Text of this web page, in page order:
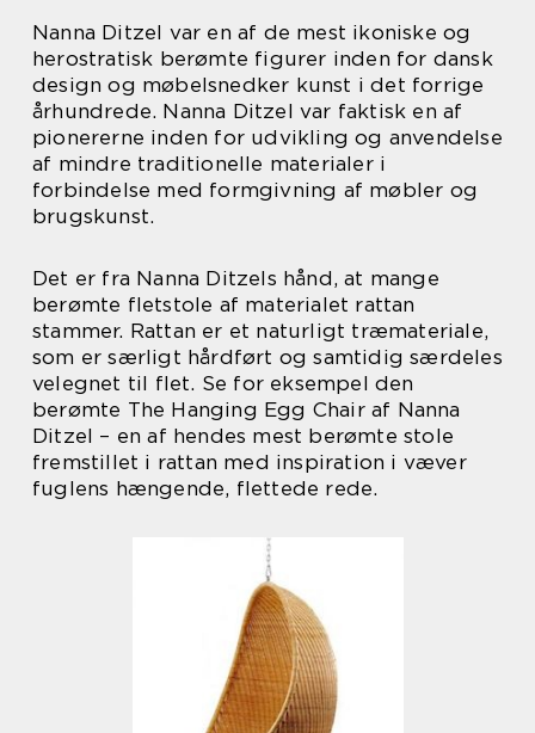
Nanna Ditzel var en af de mest ikoniske og
herostratisk berømte figurer inden for dansk
design og møbelsnedker kunst i det forrige
århundrede. Nanna Ditzel var faktisk en af
pionererne inden for udvikling og anvendelse
af mindre traditionelle materialer i
forbindelse med formgivning af møbler og
brugskunst.
Det er fra Nanna Ditzels hånd, at mange
berømte fletstole af materialet rattan
stammer. Rattan er et naturligt træmateriale,
som er særligt hårdført og samtidig særdeles
velegnet til flet. Se for eksempel den
berømte The Hanging Egg Chair af Nanna
Ditzel – en af hendes mest berømte stole
fremstillet i rattan med inspiration i væver
fuglens hængende, flettede rede.